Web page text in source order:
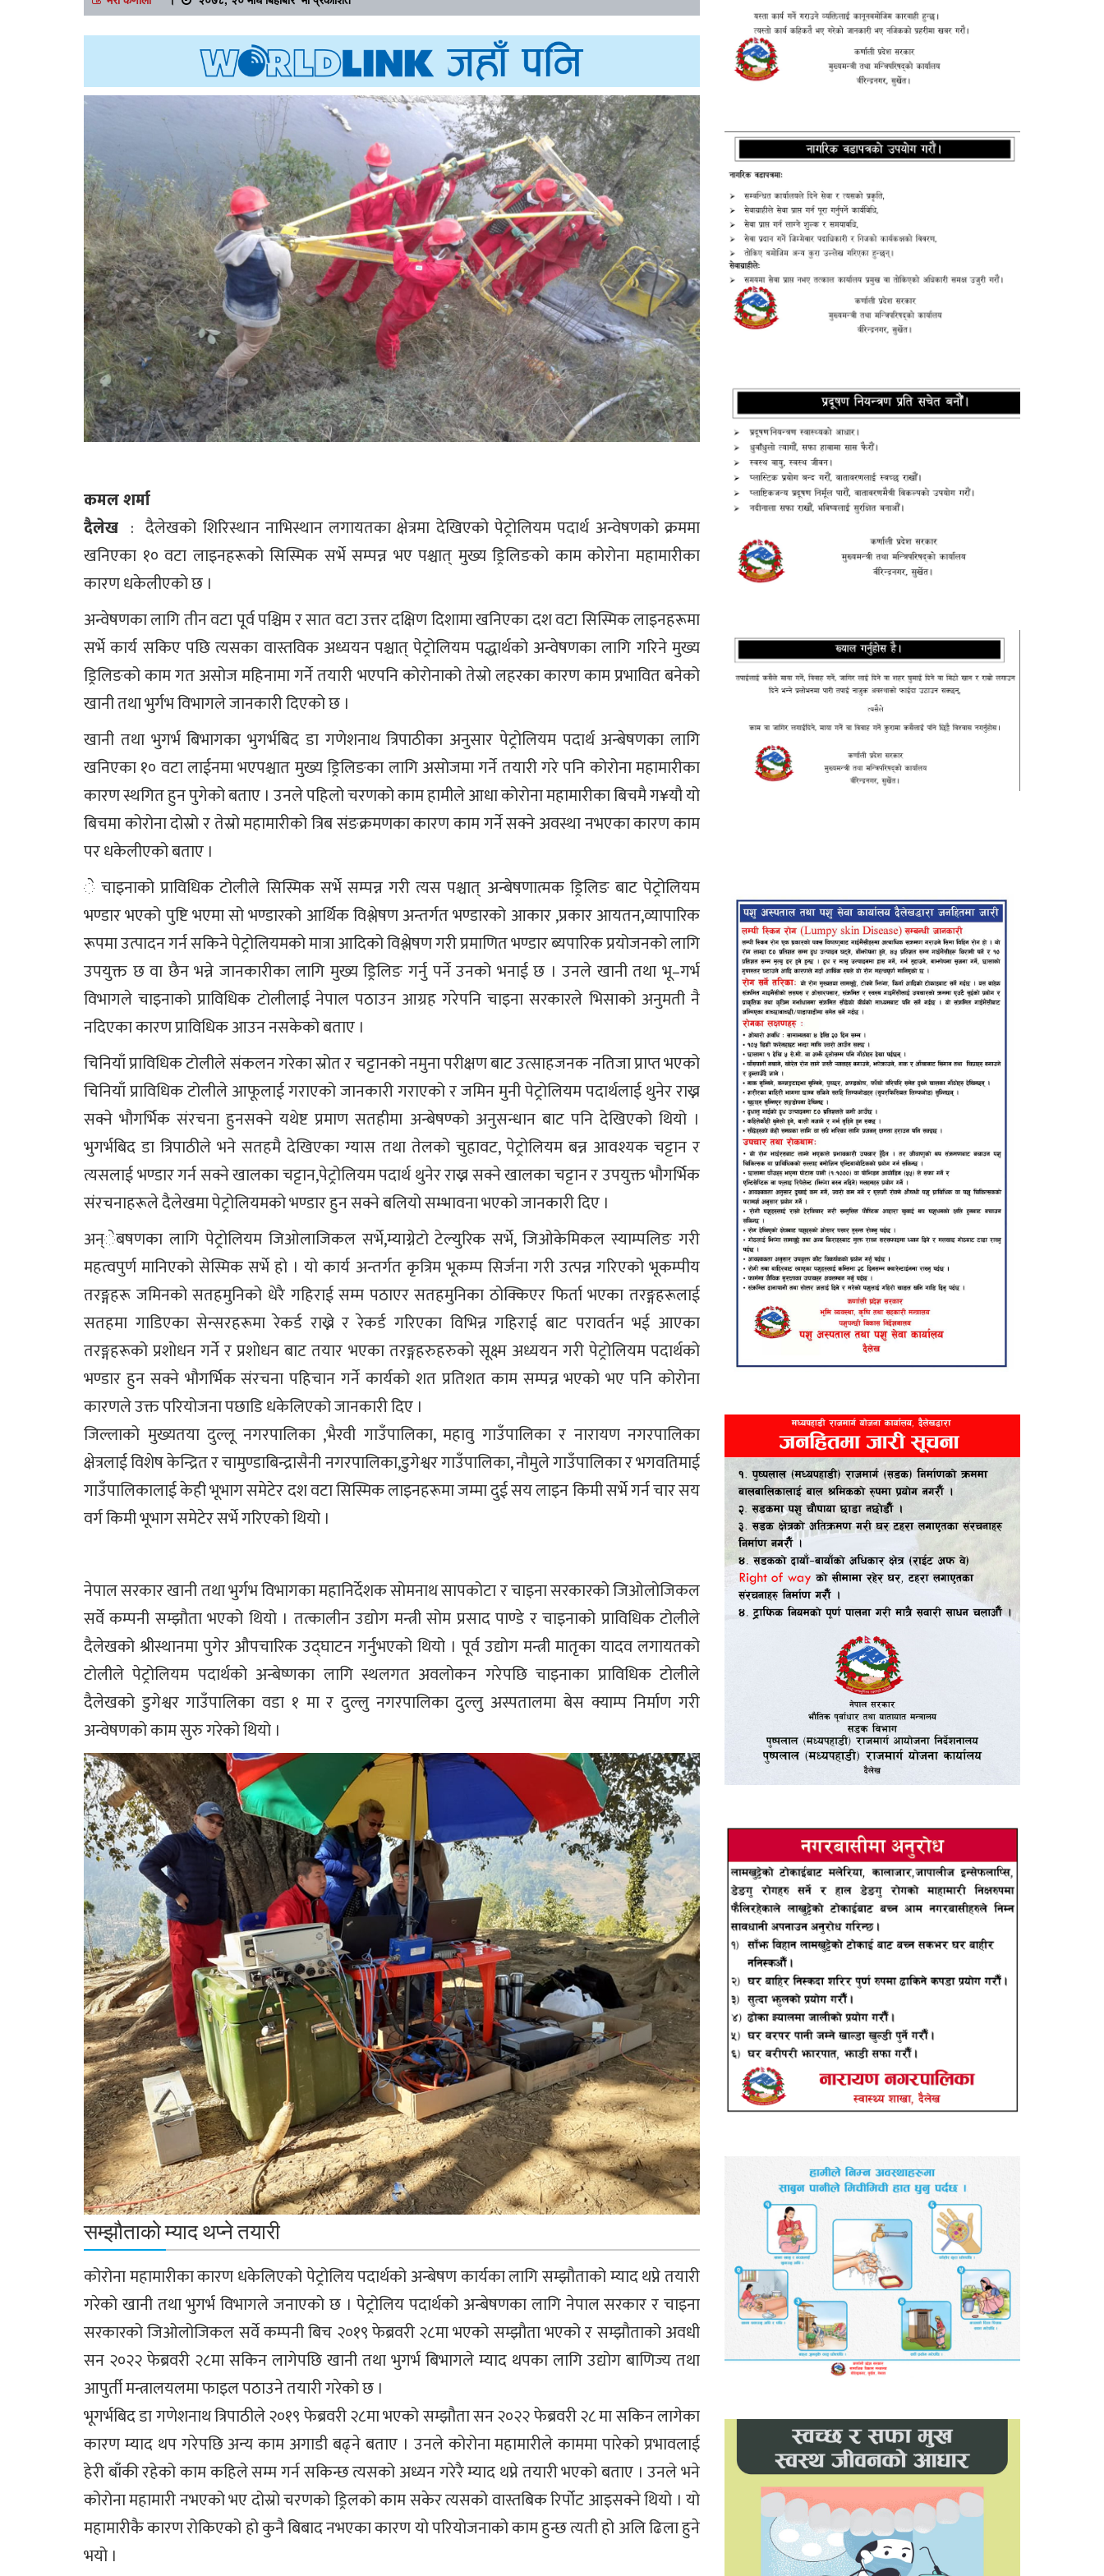
कमल शर्मा
दैलेख : दैलेखको शिरिस्थान नाभिस्थान लगायतका क्षेत्रमा देखिएको पेट्रोलियम पदार्थ अन्वेषणको क्रममा
खनिएका १० वटा लाइनहरूको सिस्मिक सर्भे सम्पन्न भए पश्चात् मुख्य ड्रिलिङको काम कोरोना महामारीका
कारण धकेलीएको छ ।
अन्वेषणका लागि तीन वटा पूर्व पश्चिम र सात वटा उत्तर दक्षिण दिशामा खनिएका दश वटा सिस्मिक लाइनहरूमा
सर्भे कार्य सकिए पछि त्यसका वास्तविक अध्ययन पश्चात् पेट्रोलियम पद्धार्थको अन्वेषणका लागि गरिने मुख्य
ड्रिलिङको काम गत असोज महिनामा गर्ने तयारी भएपनि कोरोनाको तेस्रो लहरका कारण काम प्रभावित बनेको
खानी तथा भुर्गभ विभागले जानकारी दिएको छ ।
खानी तथा भुगर्भ बिभागका भुगर्भबिद डा गणेशनाथ त्रिपाठीका अनुसार पेट्रोलियम पदार्थ अन्बेषणका लागि
खनिएका १० वटा लाईनमा भएपश्चात मुख्य ड्रिलिङका लागि असोजमा गर्ने तयारी गरे पनि कोरोना महामारीका
कारण स्थगित हुन पुगेको बताए । उनले पहिलो चरणको काम हामीले आधा कोरोना महामारीका बिचमै ग¥यौ यो
बिचमा कोरोना दोस्रो र तेस्रो महामारीको त्रिब संङक्रमणका कारण काम गर्ने सक्ने अवस्था नभएका कारण काम
पर धकेलीएको बताए ।
े चाइनाको प्राविधिक टोलीले सिस्मिक सर्भे सम्पन्न गरी त्यस पश्चात् अन्बेषणात्मक ड्रिलिङ बाट पेट्रोलियम
भण्डार भएको पुष्टि भएमा सो भण्डारको आर्थिक विश्लेषण अन्तर्गत भण्डारको आकार ,प्रकार आयतन,व्यापारिक
रूपमा उत्पादन गर्न सकिने पेट्रोलियमको मात्रा आदिको विश्लेषण गरी प्रमाणित भण्डार ब्यपारिक प्रयोजनको लागि
उपयुक्त छ वा छैन भन्ने जानकारीका लागि मुख्य ड्रिलिङ गर्नु पर्ने उनको भनाई छ । उनले खानी तथा भू–गर्भ
विभागले चाइनाको प्राविधिक टोलीलाई नेपाल पठाउन आग्रह गरेपनि चाइना सरकारले भिसाको अनुमती नै
नदिएका कारण प्राविधिक आउन नसकेको बताए ।
चिनियाँ प्राविधिक टोलीले संकलन गरेका स्रोत र चट्टानको नमुना परीक्षण बाट उत्साहजनक नतिजा प्राप्त भएको
चिनियाँ प्राविधिक टोलीले आफूलाई गराएको जानकारी गराएको र जमिन मुनी पेट्रोलियम पदार्थलाई थुनेर राख्न
सक्ने भौगर्भिक संरचना हुनसक्ने यथेष्ट प्रमाण सतहीमा अन्बेषण्को अनुसन्धान बाट पनि देखिएको थियो ।
भुगर्भबिद डा त्रिपाठीले भने सतहमै देखिएका ग्यास तथा तेलको चुहावट, पेट्रोलियम बन्न आवश्यक चट्टान र
त्यसलाई भण्डार गर्न सक्ने खालका चट्टान,पेट्रोलियम पदार्थ थुनेर राख्न सक्ने खालका चट्टान र उपयुक्त भौगर्भिक
संरचनाहरूले दैलेखमा पेट्रोलियमको भण्डार हुन सक्ने बलियो सम्भावना भएको जानकारी दिए ।
अन्ेबषणका लागि पेट्रोलियम जिओलाजिकल सर्भे,म्याग्नेटो टेल्युरिक सर्भे, जिओकेमिकल स्याम्पलिङ गरी
महत्वपुर्ण मानिएको सेस्मिक सर्भे हो । यो कार्य अन्तर्गत कृत्रिम भूकम्प सिर्जना गरी उत्पन्न गरिएको भूकम्पीय
तरङ्गहरू जमिनको सतहमुनिको धेरै गहिराई सम्म पठाएर सतहमुनिका ठोक्किएर फिर्ता भएका तरङ्गहरूलाई
सतहमा गाडिएका सेन्सरहरूमा रेकर्ड राख्ने र रेकर्ड गरिएका विभिन्न गहिराई बाट परावर्तन भई आएका
तरङ्गहरूको प्रशोधन गर्ने र प्रशोधन बाट तयार भएका तरङ्गहरुहरुको सूक्ष्म अध्ययन गरी पेट्रोलियम पदार्थको
भण्डार हुन सक्ने भौगर्भिक संरचना पहिचान गर्ने कार्यको शत प्रतिशत काम सम्पन्न भएको भए पनि कोरोना
कारणले उक्त परियोजना पछाडि धकेलिएको जानकारी दिए ।
जिल्लाको मुख्यतया दुल्लू नगरपालिका ,भैरवी गाउँपालिका, महावु गाउँपालिका र नारायण नगरपालिका
क्षेत्रलाई विशेष केन्द्रित र चामुण्डाबिन्द्रासैनी नगरपालिका,डुगेश्वर गाउँपालिका, नौमुले गाउँपालिका र भगवतिमाई
गाउँपालिकालाई केही भूभाग समेटेर दश वटा सिस्मिक लाइनहरूमा जम्मा दुई सय लाइन किमी सर्भे गर्न चार सय
वर्ग किमी भूभाग समेटेर सर्भे गरिएको थियो ।
नेपाल सरकार खानी तथा भुर्गभ विभागका महानिर्देशक सोमनाथ सापकोटा र चाइना सरकारको जिओलोजिकल
सर्वे कम्पनी सम्झौता भएको थियो । तत्कालीन उद्योग मन्त्री सोम प्रसाद पाण्डे र चाइनाको प्राविधिक टोलीले
दैलेखको श्रीस्थानमा पुगेर औपचारिक उद्घाटन गर्नुभएको थियो । पूर्व उद्योग मन्त्री मातृका यादव लगायतको
टोलीले पेट्रोलियम पदार्थको अन्बेष्णका लागि स्थलगत अवलोकन गरेपछि चाइनाका प्राविधिक टोलीले
दैलेखको डुगेश्वर गाउँपालिका वडा १ मा र दुल्लु नगरपालिका दुल्लु अस्पतालमा बेस क्याम्प निर्माण गरी
अन्वेषणको काम सुरु गरेको थियो ।
सम्झौताको म्याद थप्ने तयारी
कोरोना महामारीका कारण धकेलिएको पेट्रोलिय पदार्थको अन्बेषण कार्यका लागि सम्झौताको म्याद थप्ने तयारी
गरेको खानी तथा भुगर्भ विभागले जनाएको छ । पेट्रोलिय पदार्थको अन्बेषणका लागि नेपाल सरकार र चाइना
सरकारको जिओलोजिकल सर्वे कम्पनी बिच २०१९ फेब्रवरी २८मा भएको सम्झौता भएको र सम्झौताको अवधी
सन २०२२ फेब्रवरी २८मा सकिन लागेपछि खानी तथा भुगर्भ बिभागले म्याद थपका लागि उद्योग बाणिज्य तथा
आपुर्ती मन्त्रालयलमा फाइल पठाउने तयारी गरेको छ ।
भूगर्भबिद डा गणेशनाथ त्रिपाठीले २०१९ फेब्रवरी २८मा भएको सम्झौता सन २०२२ फेब्रवरी २८ मा सकिन लागेका
कारण म्याद थप गरेपछि अन्य काम अगाडी बढ्ने बताए । उनले कोरोना महामारीले काममा पारेको प्रभावलाई
हेरी बाँकी रहेको काम कहिले सम्म गर्न सकिन्छ त्यसको अध्यन गरेरै म्याद थप्ने तयारी भएको बताए । उनले भने
कोरोना महामारी नभएको भए दोस्रो चरणको ड्रिलको काम सकेर त्यसको वास्तबिक रिर्पोट आइसक्ने थियो । यो
महामारीकै कारण रोकिएको हो कुनै बिबाद नभएका कारण यो परियोजनाको काम हुन्छ त्यती हो अलि ढिला हुने
भयो ।